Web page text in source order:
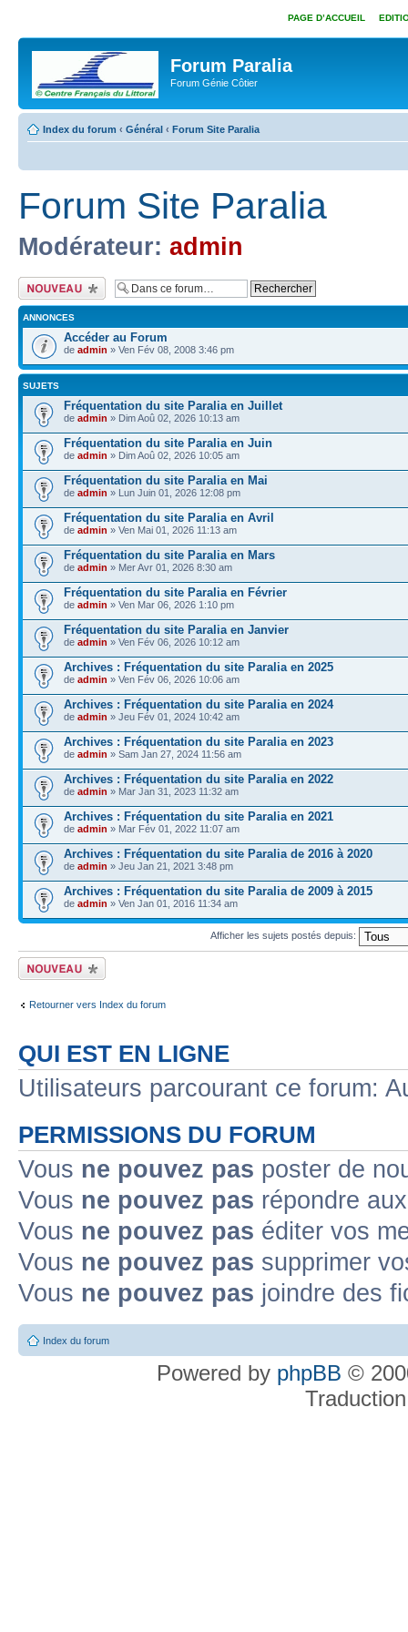
PAGE D’ACCUEIL
Forum Paralia
Forum Génie Côtier
Index du forum ‹ Général ‹ Forum Site Paralia
Forum Site Paralia
Modérateur: admin
Ecrire un nouveau
sujet
ANNONCES
Accéder au Forum
de admin » Ven Fév 08, 2008 3:46 pm
SUJETS
Fréquentation du site Paralia en Juillet
de admin » Dim Aoû 02, 2026 10:13 am
Fréquentation du site Paralia en Juin
de admin » Dim Aoû 02, 2026 10:05 am
Fréquentation du site Paralia en Mai
de admin » Lun Juin 01, 2026 12:08 pm
Fréquentation du site Paralia en Avril
de admin » Ven Mai 01, 2026 11:13 am
Fréquentation du site Paralia en Mars
de admin » Mer Avr 01, 2026 8:30 am
Fréquentation du site Paralia en Février
de admin » Ven Mar 06, 2026 1:10 pm
Fréquentation du site Paralia en Janvier
de admin » Ven Fév 06, 2026 10:12 am
Archives : Fréquentation du site Paralia en 2025
de admin » Ven Fév 06, 2026 10:06 am
Archives : Fréquentation du site Paralia en 2024
de admin » Jeu Fév 01, 2024 10:42 am
Archives : Fréquentation du site Paralia en 2023
de admin » Sam Jan 27, 2024 11:56 am
Archives : Fréquentation du site Paralia en 2022
de admin » Mar Jan 31, 2023 11:32 am
Archives : Fréquentation du site Paralia en 2021
de admin » Mar Fév 01, 2022 11:07 am
Archives : Fréquentation du site Paralia de 2016 à 2020
de admin » Jeu Jan 21, 2021 3:48 pm
Archives : Fréquentation du site Paralia de 2009 à 2015
de admin » Ven Jan 01, 2016 11:34 am
Afficher les sujets postés depuis:
Ecrire un nouveau
sujet
Retourner vers Index du forum
QUI EST EN LIGNE
Utilisateurs parcourant ce forum:
PERMISSIONS DU FORUM
Vous ne pouvez pas poster de
Vous ne pouvez pas répondre
Vous ne pouvez pas éditer vos
Vous ne pouvez pas supprimer
Vous ne pouvez pas joindre des
Index du forum
Powered by phpBB ©